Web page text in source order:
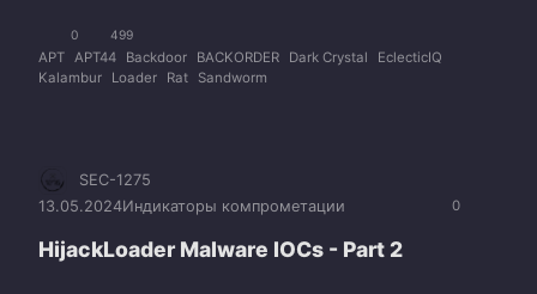
0 499
APT APT44 Backdoor BACKORDER Dark Crystal
EclecticIQ
Kalambur
Loader Rat Sandworm
0
SEC-1275
13.05.2024Индикаторы компрометации
HijackLoader Malware IOCs - Part 2